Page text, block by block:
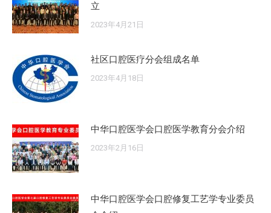
立
2023年4月21日
社区口腔医疗分会组成名单
2023年4月18日
中华口腔医学会口腔医学教育分会介绍
2023年2月16日
中华口腔医学会口腔修复工艺学专业委员